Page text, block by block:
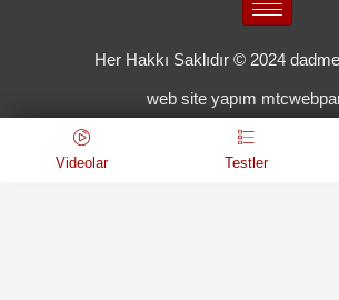
Her Hakkı Saklıdır © 2024
web site yapım
Videolar Testler